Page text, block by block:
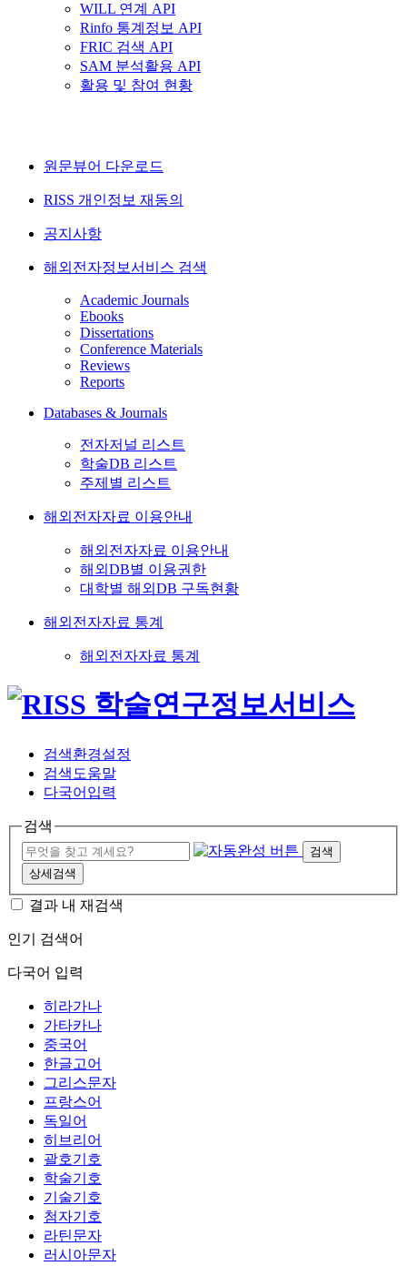
WILL 연계 API
Rinfo 통계정보 API
FRIC 검색 API
SAM 분석활용 API
활용 및 참여 현황
원문뷰어 다운로드
RISS 개인정보 재동의
공지사항
해외전자정보서비스 검색
Academic Journals
Ebooks
Dissertations
Conference Materials
Reviews
Reports
Databases & Journals
전자저널 리스트
학술DB 리스트
주제별 리스트
해외전자자료 이용안내
해외전자자료 이용안내
해외DB별 이용권한
대학별 해외DB 구독현황
해외전자자료 통계
해외전자자료 통계
검색환경설정
검색도움말
다국어입력
검색
검색
상세검색
결과 내 재검색
인기 검색어
다국어 입력
히라가나
가타카나
중국어
한글고어
그리스문자
프랑스어
독일어
히브리어
괄호기호
학술기호
기술기호
첨자기호
라틴문자
러시아문자